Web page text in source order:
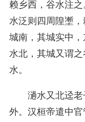
赖乡西，谷水注
水泛则四周隍壍
城南，其城实中
水北，其城又谓
水。
濄水又北迳
外。汉桓帝遣中官